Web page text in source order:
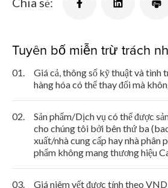
Tuyên bố miễn trừ trách
01.
Giá cả, thông số kỹ thuật và tình
hàng hóa có thể thay đổi mà
02.
Sản phẩm/Dịch vụ có thể được
cho chúng tôi bởi bên thứ ba
xuất/nhà cung cấp hay nhà phân
phẩm không mang thương hiệu
03.
Giá niêm yết được tính theo